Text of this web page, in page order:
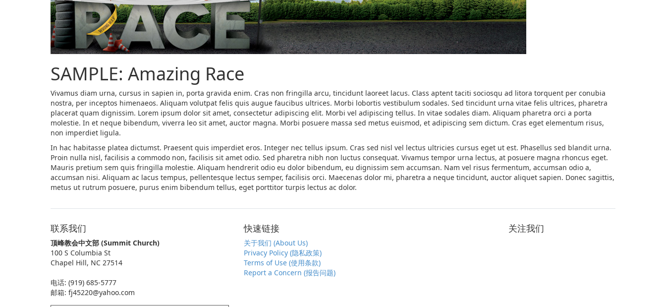
SAMPLE: Amazing Race
Vivamus diam urna, cursus in sapien in, porta gravida enim. Cras non fringilla arcu, tincidunt laoreet lacus. Class aptent taciti sociosqu ad litora torquent per conubia
nostra, per inceptos himenaeos. Aliquam volutpat felis quis augue faucibus ultrices. Morbi lobortis vestibulum sodales. Sed tincidunt urna vitae felis ultrices, pharetra
placerat quam dignissim. Lorem ipsum dolor sit amet, consectetur adipiscing elit. Morbi vel adipiscing tellus. In vitae sodales diam. Aliquam pharetra orci a porta
molestie. In et neque bibendum, viverra leo sit amet, auctor magna. Morbi posuere massa sed metus euismod, et adipiscing sem dictum. Cras eget elementum risus,
non imperdiet ligula.
In hac habitasse platea dictumst. Praesent quis imperdiet eros. Integer nec tellus ipsum. Cras sed nisl vel lectus ultricies cursus eget ut est. Phasellus sed blandit urna.
Proin nulla nisl, facilisis a commodo non, facilisis sit amet odio. Sed pharetra nibh non luctus consequat. Vivamus tempor urna lectus, at posuere magna rhoncus eget.
Mauris pretium sem quis fringilla molestie. Aliquam hendrerit odio eu dolor bibendum, eu dignissim sem accumsan. Nam vel risus fermentum, accumsan odio a,
accumsan nisi. Aliquam ac lacus tempus, pellentesque lectus semper, facilisis orci. Maecenas dolor mi, pharetra a neque tincidunt, auctor aliquet sapien. Donec sagittis,
metus ut rutrum posuere, purus enim bibendum tellus, eget porttitor turpis lectus ac dolor.
联系我们
顶峰教会中文部 (Summit Church)
100 S Columbia St
Chapel Hill, NC 27514
电话: (919) 685-5777
邮箱: fj45220@yahoo.com
快速链接
关于我们 (About Us)
Privacy Policy (隐私政策)
Terms of Use (使用条款)
Report a Concern (报告问题)
关注我们